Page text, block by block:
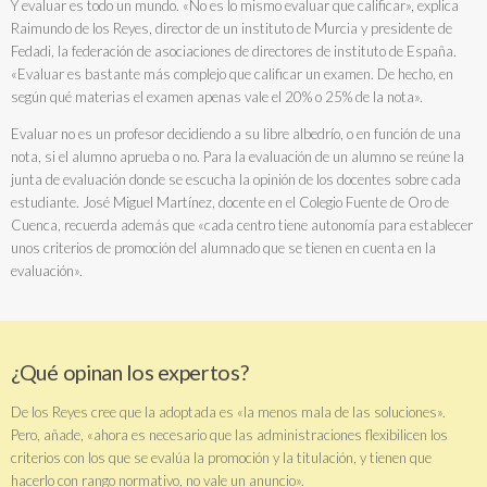
Y evaluar es todo un mundo. «No es lo mismo evaluar que calificar», explica
Raimundo de los Reyes, director de un instituto de Murcia y presidente de
Fedadi, la federación de asociaciones de directores de instituto de España.
«Evaluar es bastante más complejo que calificar un examen. De hecho, en
según qué materias el examen apenas vale el 20% o 25% de la nota».
Evaluar no es un profesor decidiendo a su libre albedrío, o en función de una
nota, si el alumno aprueba o no. Para la evaluación de un alumno se reúne la
junta de evaluación donde se escucha la opinión de los docentes sobre cada
estudiante. José Miguel Martínez, docente en el Colegio Fuente de Oro de
Cuenca, recuerda además que «cada centro tiene autonomía para establecer
unos criterios de promoción del alumnado que se tienen en cuenta en la
evaluación».
¿Qué opinan los expertos?
De los Reyes cree que la adoptada es «la menos mala de las soluciones».
Pero, añade, «ahora es necesario que las administraciones flexibilicen los
criterios con los que se evalúa la promoción y la titulación, y tienen que
hacerlo con rango normativo, no vale un anuncio».